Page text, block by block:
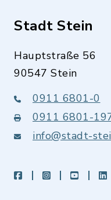
Stadt Stein
Hauptstraße 56
90547 Stein
0911 6801-0
0911 6801-
info@stadt-
facebookinstagramyoutube